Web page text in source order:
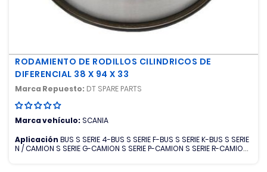
RODAMIENTO DE RODILLOS CILINDRICOS DE
DIFERENCIAL 38 X 94 X 33
Marca Repuesto: DT SPARE PARTS
Marca vehículo:SCANIA
Aplicación BUS S SERIE 4-BUS S SERIE F-BUS S SERIE K-BUS S SERIE
N / CAMION S SERIE G-CAMION S SERIE P-CAMION S SERIE R-CAMION